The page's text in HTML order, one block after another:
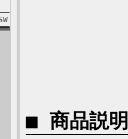
■ 商品説明